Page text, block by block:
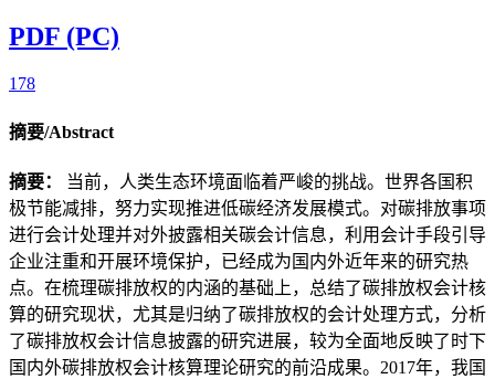
PDF (PC)
178
摘要/Abstract
摘要：
当前，人类生态环境面临着严峻的挑战。世界各国积
极节能减排，努力实现推进低碳经济发展模式。对碳排放事项
进行会计处理并对外披露相关碳会计信息，利用会计手段引导
企业注重和开展环境保护，已经成为国内外近年来的研究热
点。在梳理碳排放权的内涵的基础上，总结了碳排放权会计核
算的研究现状，尤其是归纳了碳排放权的会计处理方式，分析
了碳排放权会计信息披露的研究进展，较为全面地反映了时下
国内外碳排放权会计核算理论研究的前沿成果。2017年，我国